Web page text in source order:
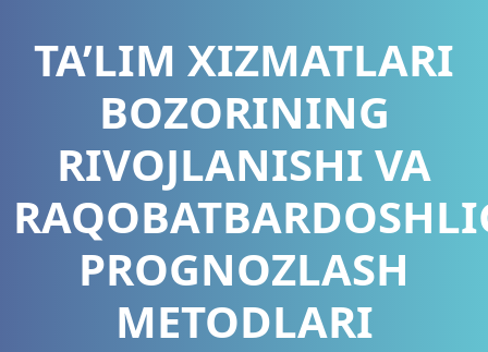
TA’LIM XIZMATLARI
BOZORINING
RIVOJLANISHI VA
PROGNOZLASH
METODLARI